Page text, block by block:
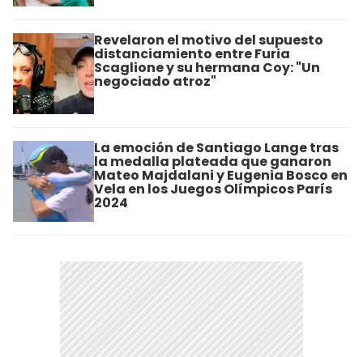
Revelaron el motivo del supuesto
distanciamiento entre Furia
Scaglione y su hermana Coy: "Un
negociado atroz"
La emoción de Santiago Lange tras
la medalla plateada que ganaron
Mateo Majdalani y Eugenia Bosco en
Vela en los Juegos Olímpicos París
2024